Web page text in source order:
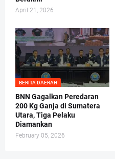
April 21, 2026
BERITA DAERAH
BNN Gagalkan Peredaran
200 Kg Ganja di Sumatera
Utara, Tiga Pelaku
Diamankan
February 05, 2026